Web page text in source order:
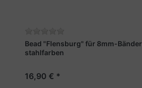
Bead "Flensburg" für 8mm-Bänder
stahlfarben
16,90 € *